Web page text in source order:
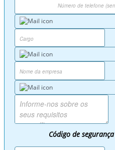
Código de segurança